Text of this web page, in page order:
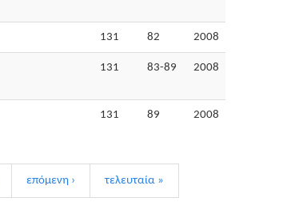
131 82 2008
131 83-89 2008
131 89 2008
επόμενη › τελευταία »